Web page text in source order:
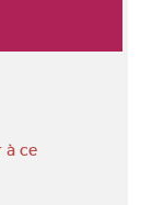
à ce